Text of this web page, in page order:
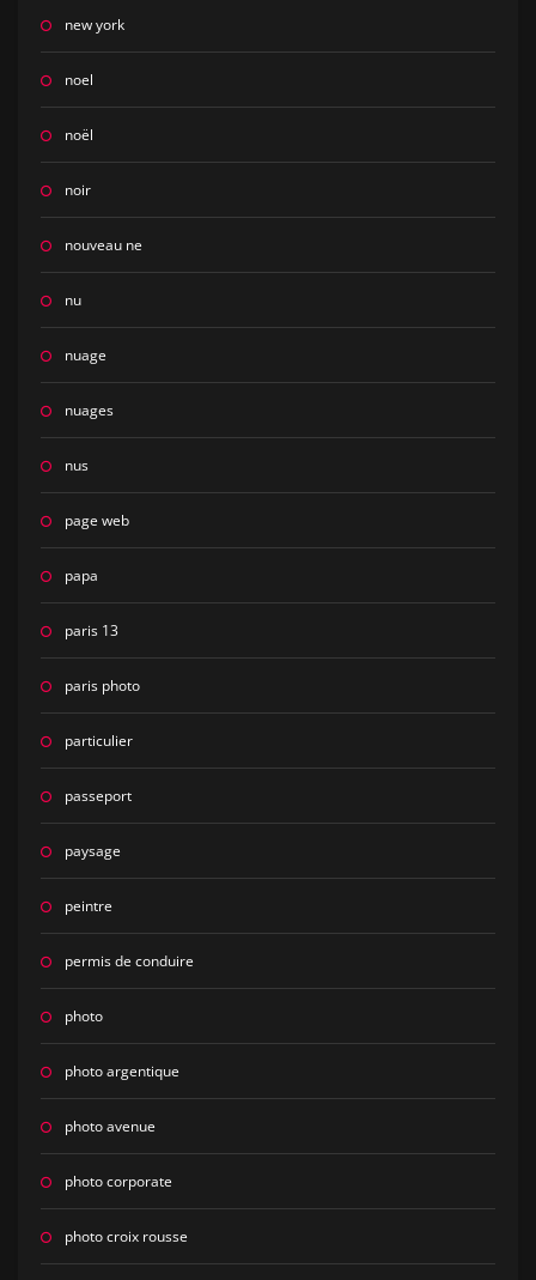
new york
noel
noël
noir
nouveau ne
nu
nuage
nuages
nus
page web
papa
paris 13
paris photo
particulier
passeport
paysage
peintre
permis de conduire
photo
photo argentique
photo avenue
photo corporate
photo croix rousse